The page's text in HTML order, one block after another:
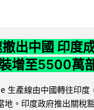
出中國 印度
增至5500萬
生產線由中國轉往印度
地。印度政府推出關稅